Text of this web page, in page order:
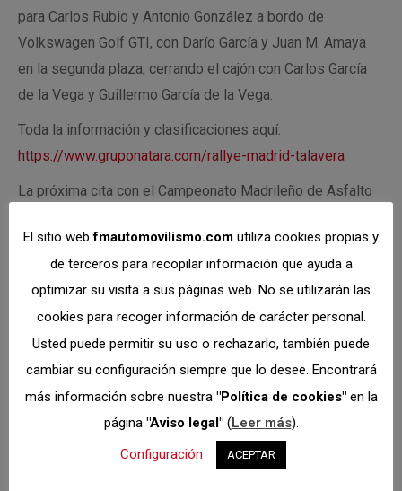
para Carlos Rubio y Antonio González a bordo de
Volkswagen Golf GTI, con Darío García y Juan M. Amaya
en la segunda plaza, cerrando el cajón con Carlos García
de la Vega y Guillermo García de la Vega.
Toda la información y clasificaciones aquí:
https://www.gruponatara.com/rallye-madrid-talavera
La próxima cita con el Campeonato Madrileño de Asfalto
Rallye Ciudad de Valladolid tras su inicial aplazamiento.
Categorías:Asfalto ,Regularidad mayo 25, 2021
Share
Share
Share
Share
El sitio webfmautomovilismo.com utiliza cookies propias y
de terceros para recopilar información que ayuda a
optimizar su visita a sus páginas web. No se utilizarán las
cookies para recoger información de carácter personal.
Usted puede permitir su uso o rechazarlo, también puede
cambiar su configuración siempre que lo desee. Encontrará
más información sobre nuestra "Política de cookies"en la
página "Aviso legal"(Leer más).
Configuración
ACEPTAR